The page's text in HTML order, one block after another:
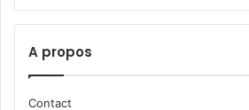
A propos
Contact